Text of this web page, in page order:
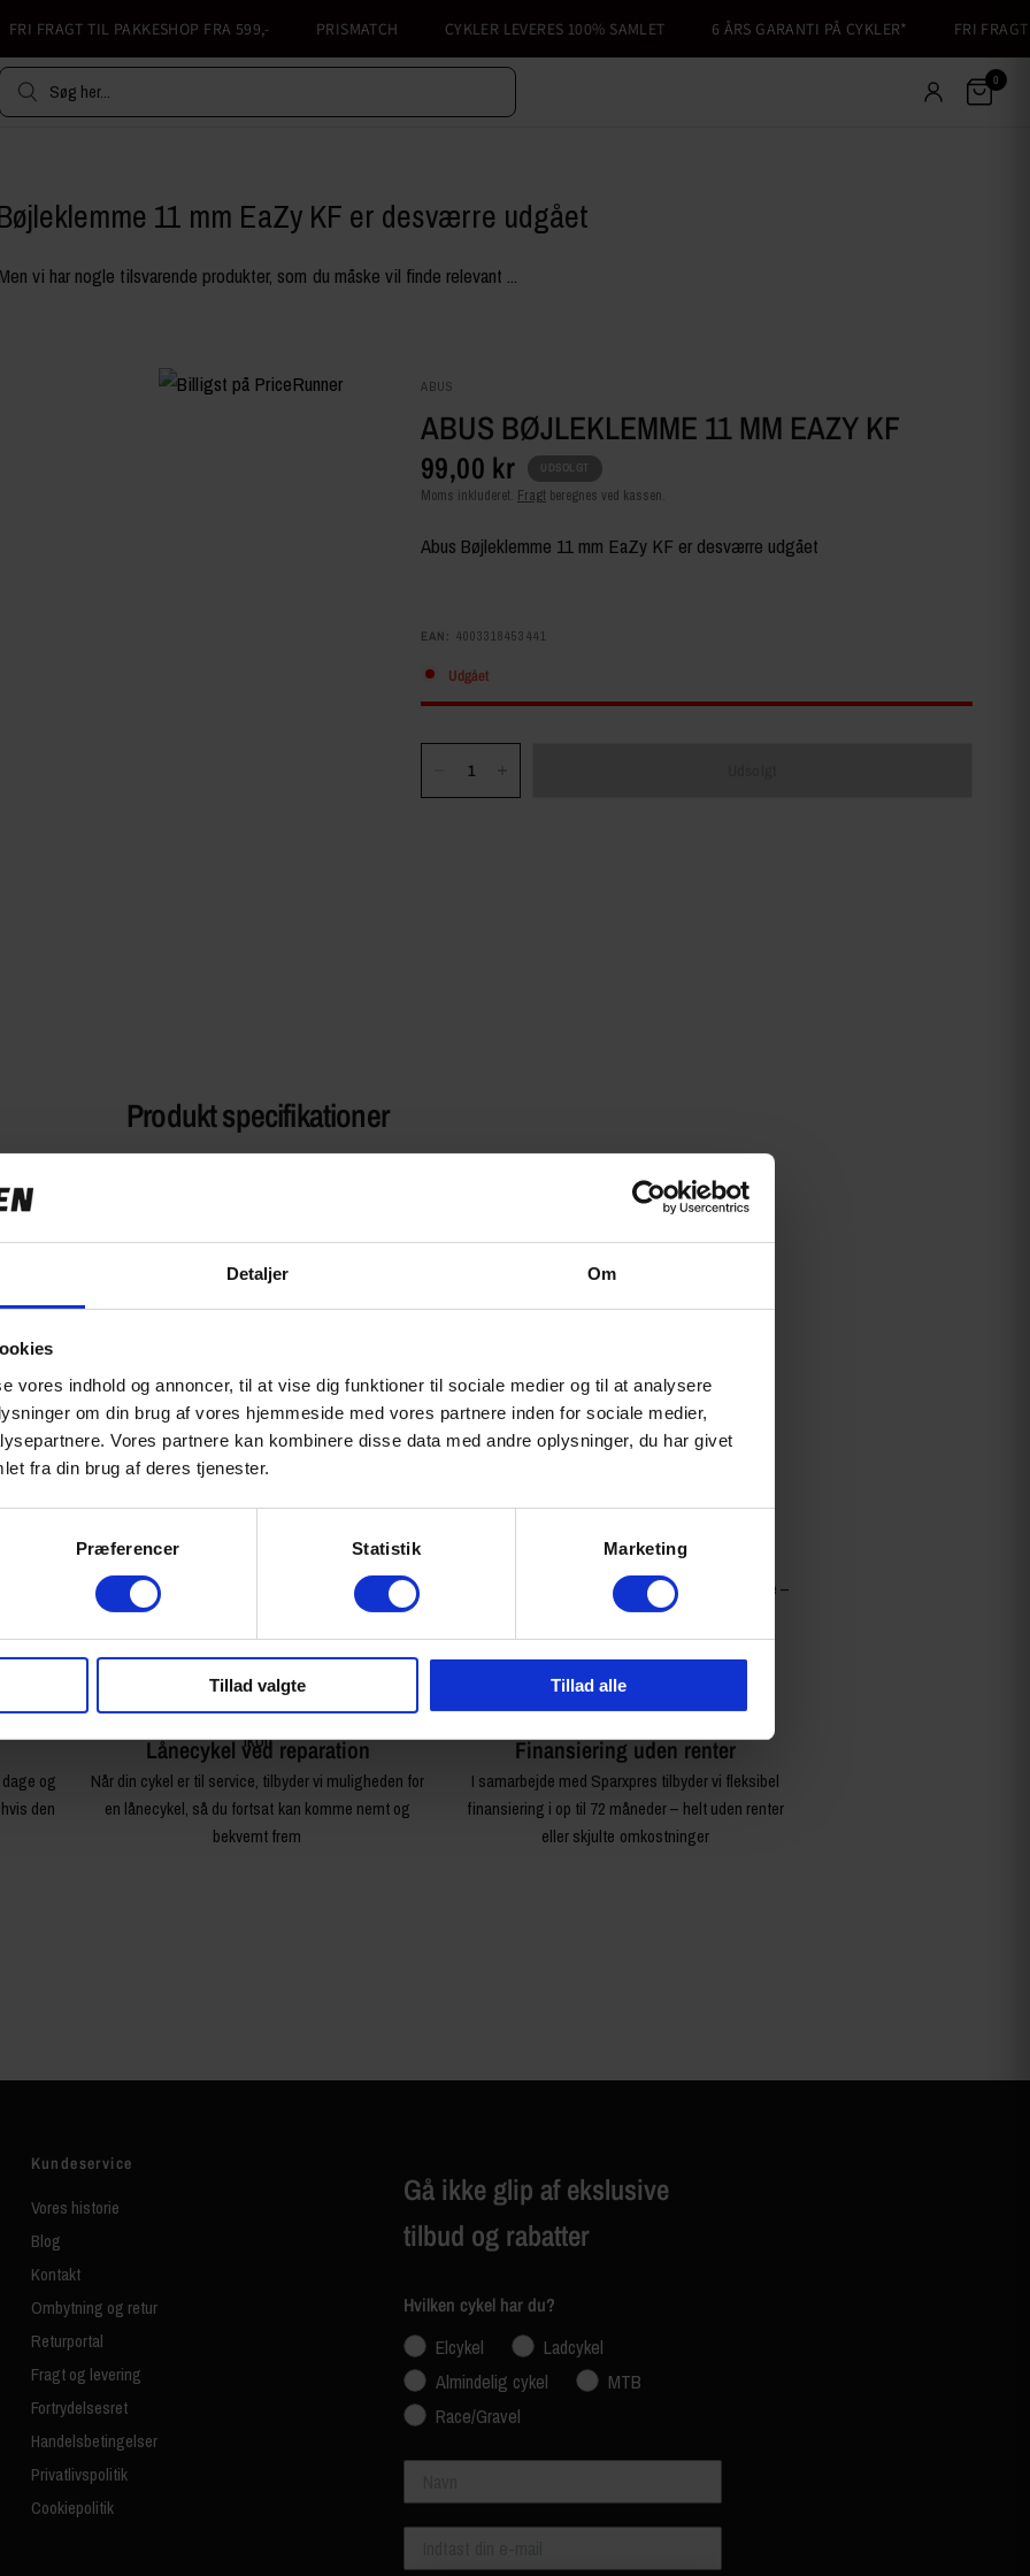
Detaljer Om
vores indhold og annoncer, til at vise dig funktioner til sociale medier og til at analysere
om din brug af vores hjemmeside med vores partnere inden for sociale medier,
Vores partnere kan kombinere disse data med andre oplysninger, du har givet
fra din brug af deres tjenester.
Præferencer Statistik Marketing
Tillad valgte Tillad alle
FRAGT TIL PAKKESHOP FRA 599,- PRISMATCH CYKLER LEVERES 100% SAMLET 6 ÅRS GARANTI PÅ CYKLER* FRI FRAGT
Søg her... 0
11 mm EaZy KF er desværre udgået
Men vi har nogle tilsvarende produkter, som du måske vil finde relevant ...
ABUS
ABUS BØJLEKLEMME 11 MM EAZY KF
99,00 kr UDSOLGT
Moms inkluderet. Fragt beregnes ved kassen.
Abus Bøjleklemme 11 mm EaZy KF er desværre udgået
EAN: 4003318453441
Udgået
Produkt specifikationer
din
uden
Som specialister i elcykler siden begyndelsen
tilbyder vi et af landets stærkeste udvalg – over 100
Din cykel leveres 100% samlet, justeret og
gennemgået af vores faguddannede mekanikere –
klar til at køre fra første dag
og
den
Lånecykel ved reparation
Når din cykel er til service, tilbyder vi muligheden for
en lånecykel, så du fortsat kan komme nemt og
bekvemt frem
Finansiering uden renter
I samarbejde med Sparxpres tilbyder vi fleksibel
finansiering i op til 72 måneder – helt uden renter
eller skjulte omkostninger
Kundeservice
Vores historie
Blog
Kontakt
Ombytning og retur
Returportal
Fragt og levering
Fortrydelsesret
Handelsbetingelser
Privatlivspolitik
Cookiepolitik
Gå ikke glip af ekslusive
tilbud og rabatter
Hvilken cykel har du?
Elcykel
Ladcykel
Almindelig cykel
MTB
Race/Gravel